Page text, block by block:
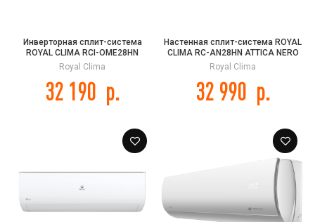
Инверторная сплит-система
ROYAL CLIMA RCI-OME28HN
OPTIMUM 2.0 Inverter
Royal Clima
32 190 р.
Настенная сплит-система ROYAL
CLIMA RC-AN28HN ATTICA NERO
Royal Clima
32 990 р.